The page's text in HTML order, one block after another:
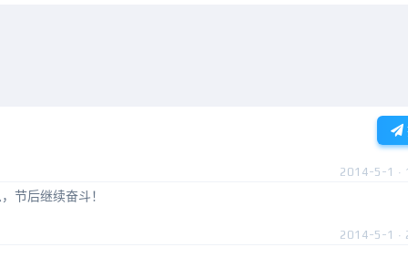
2014-5-1 ·
节后继续奋斗！
2014-5-1 ·